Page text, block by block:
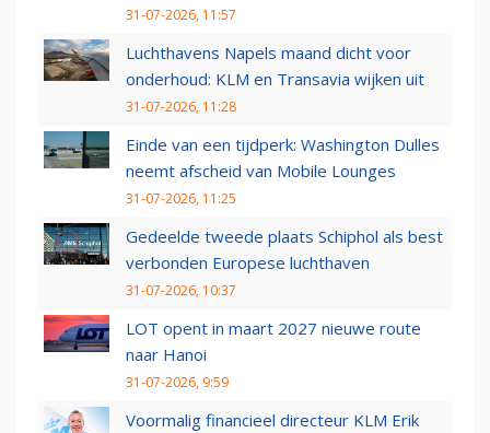
31-07-2026, 11:57
Luchthavens Napels maand dicht voor
onderhoud: KLM en Transavia wijken uit
31-07-2026, 11:28
Einde van een tijdperk: Washington Dulles
neemt afscheid van Mobile Lounges
31-07-2026, 11:25
Gedeelde tweede plaats Schiphol als best
verbonden Europese luchthaven
31-07-2026, 10:37
LOT opent in maart 2027 nieuwe route
naar Hanoi
31-07-2026, 9:59
Voormalig financieel directeur KLM Erik